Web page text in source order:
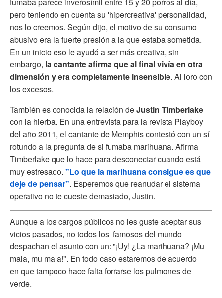
fumaba parece inverosímil entre 15 y 20 porros al día,
pero teniendo en cuenta su 'hipercreativa' personalidad,
nos lo creemos. Según dijo, el motivo de su consumo
abusivo era la fuerte presión a la que estaba sometida.
En un inicio eso le ayudó a ser más creativa, sin
embargo, la cantante afirma que al final vivía en otra
dimensión y era completamente insensible. Al loro con
los excesos.
También es conocida la relación deJustin Timberlake
con la hierba. En una entrevista para la revista Playboy
del año 2011, el cantante de Memphis contestó con un sí
rotundo a la pregunta de si fumaba marihuana. Afirma
Timberlake que lo hace para desconectar cuando está
muy estresado. "Lo que la marihuana consigue es que
deje de pensar". Esperemos que reanudar el sistema
operativo no te cueste demasiado, Justin.
Aunque a los cargos públicos no les guste aceptar sus
vicios pasados, no todos los famosos del mundo
despachan el asunto con un: "¡Uy! ¿La marihuana? ¡Mu
mala, mu mala!". En todo caso estaremos de acuerdo
en que tampoco hace falta forrarse los pulmones de
verde.